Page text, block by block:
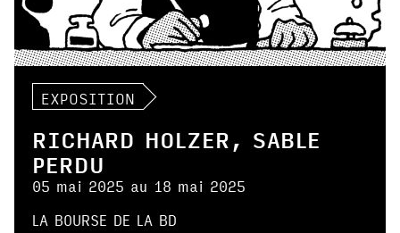
EXPOSITION
RICHARD HOLZER, SABLE
PERDU
05 mai 2025 au 18 mai 2025
LA BOURSE DE LA BD